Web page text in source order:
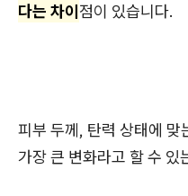
다는 차이점이 있습니다.
피부 두께, 탄력 상태에 맞
가장 큰 변화라고 할 수 있